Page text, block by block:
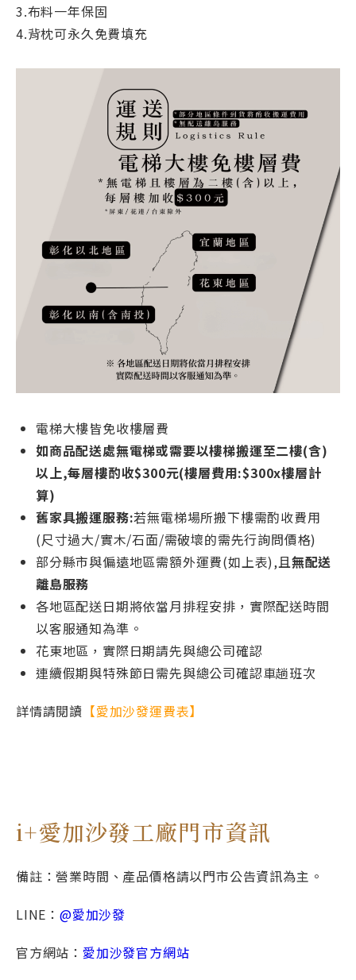
3.布料一年保固
4.背枕可永久免費填充
電梯大樓皆免收樓層費
如商品配送處無電梯或需要以樓梯搬運至二樓(含)
以上,每層樓酌收$300元(樓層費用:$300x樓層計
算)
舊家具搬運服務:若無電梯場所搬下樓需酌收費用
(尺寸過大/實木/石面/需破壞的需先行詢問價格)
部分縣市與偏遠地區需額外運費(如上表),且無配送
離島服務
各地區配送日期將依當月排程安排，實際配送時間
以客服通知為準。
花東地區，實際日期請先與總公司確認
連續假期與特殊節日需先與總公司確認車趟班次
詳情請閱讀 【愛加沙發運費表】
i+愛加沙發工廠門市資訊
備註：營業時間、產品價格請以門市公告資訊為主。
LINE： @愛加沙發
官方網站： 愛加沙發官方網站